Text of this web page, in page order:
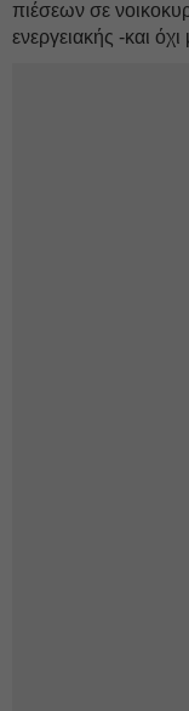
πιέσεων σε
ενεργειακής -και